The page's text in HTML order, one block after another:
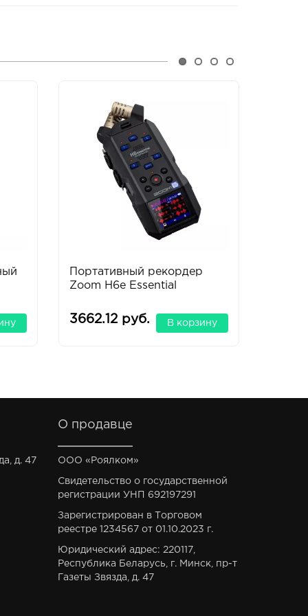
Портативный рекордер
Zoom H6e Essential
3662.12 руб. В корзину
д. 47
О продавце
ООО «Роялком»
Свидетельство о государственной
регистрации УНП 692197291
Зарегистрирован в Торговом
реестре 1234567 от 01.10.2023 г.
Юридический адрес: 220117,
Республика Беларусь, г. Минск, пр-т
Газеты Звязда, д. 47